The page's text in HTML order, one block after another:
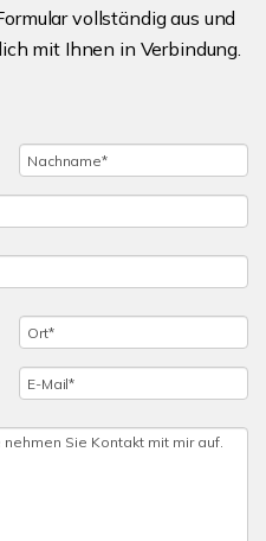
vollständig aus und
mit Ihnen in Verbindung.